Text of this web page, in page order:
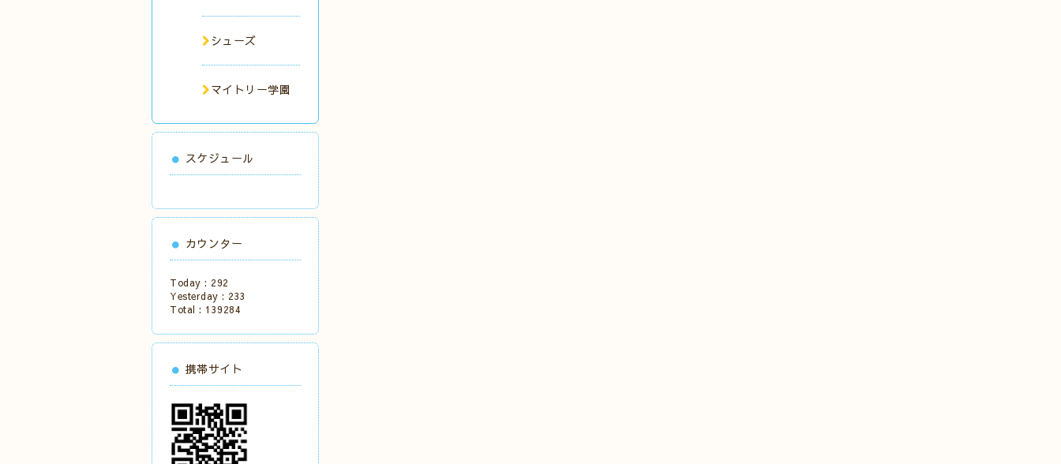
シューズ
マイトリー学園
スケジュール
カウンター
Today : 292
Yesterday : 233
Total : 139284
携帯サイト